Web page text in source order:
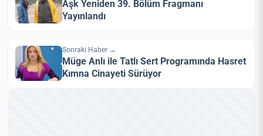
Aşk Yeniden 39. Bölüm Fragmanı
Yayınlandı
Sonraki Haber →
Müge Anlı ile Tatlı Sert Programında Hasret
Kımna Cinayeti Sürüyor